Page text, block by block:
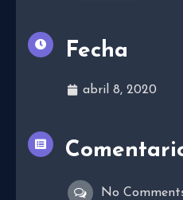
Fecha
abril 8, 2020
No